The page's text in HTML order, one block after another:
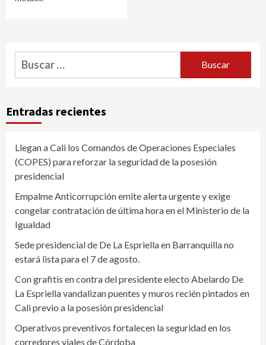
Buscar:
Entradas recientes
Llegan a Cali los Comandos de Operaciones Especiales
(COPES) para reforzar la seguridad de la posesión
presidencial
Empalme Anticorrupción emite alerta urgente y exige
congelar contratación de última hora en el Ministerio de la
Igualdad
Sede presidencial de De La Espriella en Barranquilla no
estará lista para el 7 de agosto.
Con grafitis en contra del presidente electo Abelardo De
La Espriella vandalizan puentes y muros recién pintados en
Cali previo a la posesión presidencial
Operativos preventivos fortalecen la seguridad en los
corredores viales de Córdoba